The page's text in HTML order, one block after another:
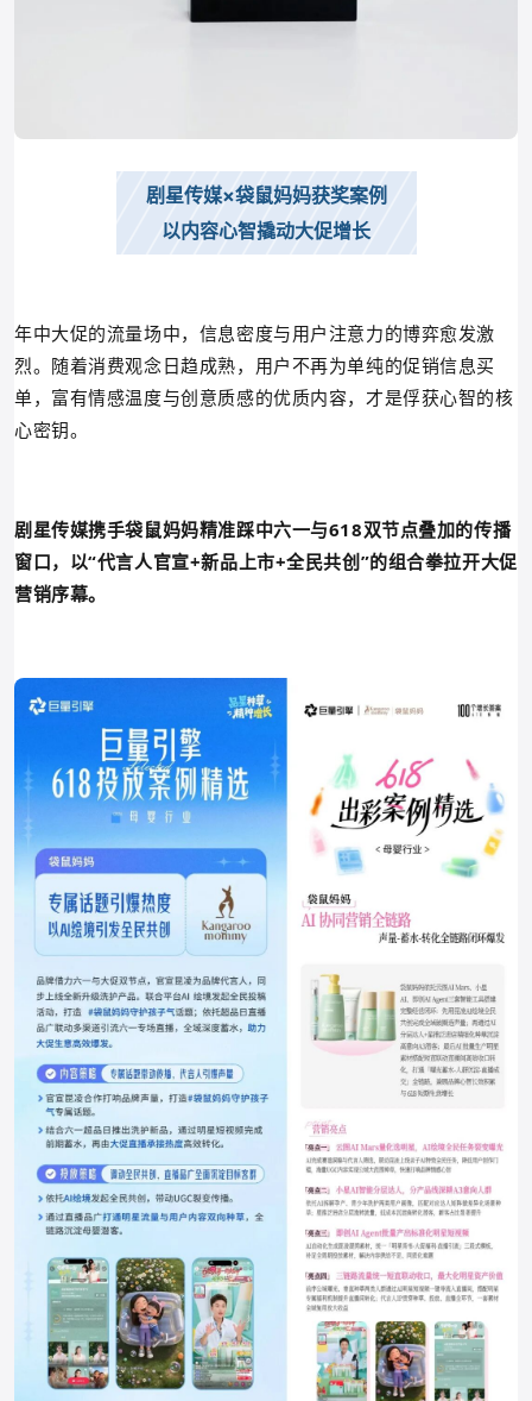
剧星传媒×袋鼠妈妈获奖案例
以内容心智撬动大促增长
年中大促的流量场中，信息密度与用户注意力的博弈愈发激
烈。随着消费观念日趋成熟，用户不再为单纯的促销信息买
单，富有情感温度与创意质感的优质内容，才是俘获心智的核
心密钥。
剧星传媒携手袋鼠妈妈精准踩中六一与618双节点叠加的传播
窗口，以“代言人官宣+新品上市+全民共创”的组合拳拉开大促
营销序幕。